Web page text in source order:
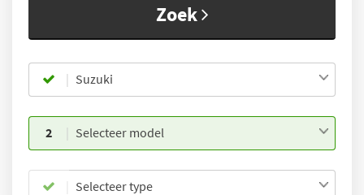
Zoek
Suzuki
2 Selecteer model
Selecteer type